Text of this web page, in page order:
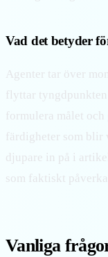
Vad det betyder
Agenter tar över
flyttar
formulera målet
färdigheter som blir
djupare in på i
som faktiskt
Vanliga